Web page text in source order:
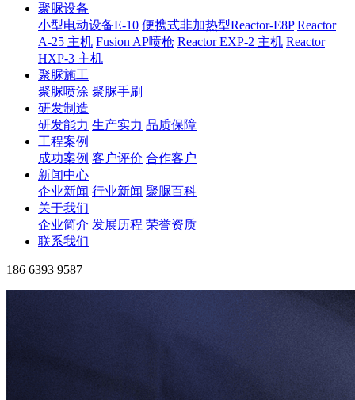
聚脲设备
小型电动设备E-10 便携式非加热型Reactor-E8P Reactor
A-25 主机 Fusion AP喷枪 Reactor EXP-2 主机 Reactor
HXP-3 主机
聚脲施工
聚脲喷涂 聚脲手刷
研发制造
研发能力 生产实力 品质保障
工程案例
成功案例 客户评价 合作客户
新闻中心
企业新闻 行业新闻 聚脲百科
关于我们
企业简介 发展历程 荣誉资质
联系我们
186 6393 9587